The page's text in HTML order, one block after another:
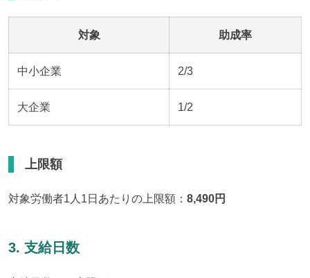
対象 助成率
中小企業 2/3
大企業 1/2
上限額
対象労働者1人1日あたりの上限額： 8,490円
3. 支給日数